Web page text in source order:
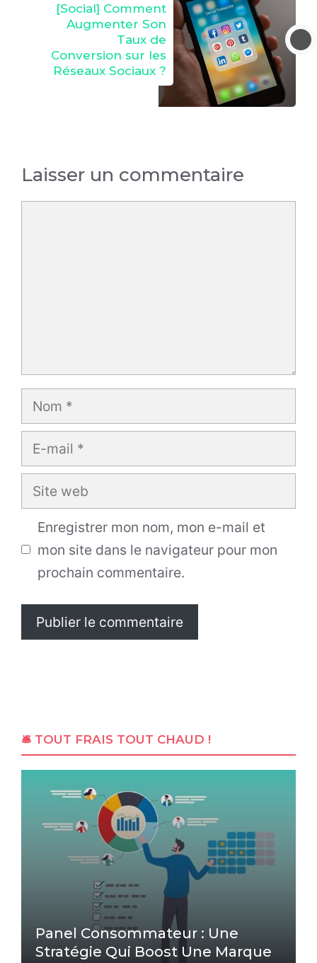
[Social] Comment
Augmenter Son
Taux de
Conversion sur les
Réseaux Sociaux ?
Laisser un commentaire
Nom
E-
mail
Site
web
Enregistrer mon nom, mon e-mail et
mon site dans le navigateur pour mon
prochain commentaire.
🛎 TOUT FRAIS TOUT CHAUD !
Panel Consommateur : Une
Stratégie Qui Boost Une Marque